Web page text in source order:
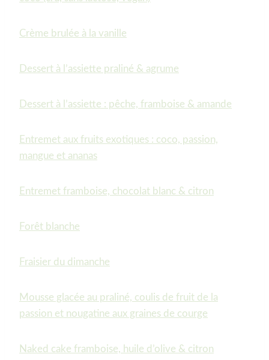
Crème brulée à la vanille
Dessert à l’assiette praliné & agrume
Dessert à l’assiette : pêche, framboise & amande
Entremet aux fruits exotiques : coco, passion,
mangue et ananas
Entremet framboise, chocolat blanc & citron
Forêt blanche
Fraisier du dimanche
Mousse glacée au praliné, coulis de fruit de la
passion et nougatine aux graines de courge
Naked cake framboise, huile d’olive & citron